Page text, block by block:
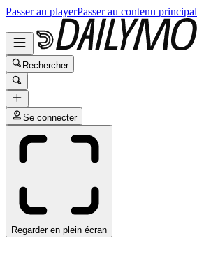
Passer au playerPasser au contenu principal
Rechercher
Se connecter
Regarder en plein écran